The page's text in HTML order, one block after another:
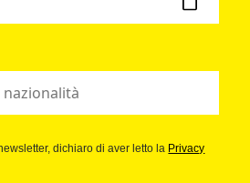
dichiaro di aver letto la Privacy